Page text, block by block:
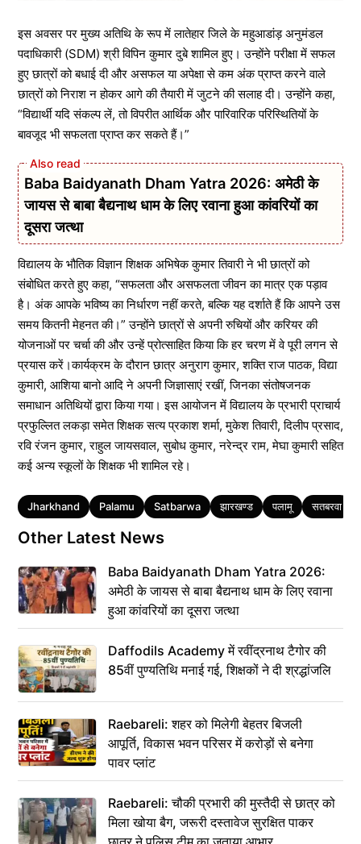
इस अवसर पर मुख्य अतिथि के रूप में लातेहार जिले के महुआडांड़ अनुमंडल
पदाधिकारी (SDM) श्री विपिन कुमार दुबे शामिल हुए। उन्होंने परीक्षा में सफल
हुए छात्रों को बधाई दी और असफल या अपेक्षा से कम अंक प्राप्त करने वाले
छात्रों को निराश न होकर आगे की तैयारी में जुटने की सलाह दी। उन्होंने कहा,
“विद्यार्थी यदि संकल्प लें, तो विपरीत आर्थिक और पारिवारिक परिस्थितियों के
बावजूद भी सफलता प्राप्त कर सकते हैं।”
Baba Baidyanath Dham Yatra 2026: अमेठी के
जायस से बाबा बैद्यनाथ धाम के लिए रवाना हुआ कांवरियों का
दूसरा जत्था
विद्यालय के भौतिक विज्ञान शिक्षक अभिषेक कुमार तिवारी ने भी छात्रों को
संबोधित करते हुए कहा, “सफलता और असफलता जीवन का मात्र एक पड़ाव
है। अंक आपके भविष्य का निर्धारण नहीं करते, बल्कि यह दर्शाते हैं कि आपने उस
समय कितनी मेहनत की।” उन्होंने छात्रों से अपनी रुचियों और करियर की
योजनाओं पर चर्चा की और उन्हें प्रोत्साहित किया कि हर चरण में वे पूरी लगन से
प्रयास करें।कार्यक्रम के दौरान छात्र अनुराग कुमार, शक्ति राज पाठक, विद्या
कुमारी, आशिया बानो आदि ने अपनी जिज्ञासाएं रखीं, जिनका संतोषजनक
समाधान अतिथियों द्वारा किया गया। इस आयोजन में विद्यालय के प्रभारी प्राचार्य
प्रफुल्लित लकड़ा समेत शिक्षक सत्य प्रकाश शर्मा, मुकेश तिवारी, दिलीप प्रसाद,
रवि रंजन कुमार, राहुल जायसवाल, सुबोध कुमार, नरेन्द्र राम, मेघा कुमारी सहित
कई अन्य स्कूलों के शिक्षक भी शामिल रहे।
Tags
Jharkhand Palamu Satbarwa झारखण्ड पलामू सतबरवा
Other Latest News
Baba Baidyanath Dham Yatra 2026:
अमेठी के जायस से बाबा बैद्यनाथ धाम के लिए रवाना
हुआ कांवरियों का दूसरा जत्था
Daffodils Academy में रवींद्रनाथ टैगोर की
85वीं पुण्यतिथि मनाई गई, शिक्षकों ने दी श्रद्धांजलि
Raebareli: शहर को मिलेगी बेहतर बिजली
आपूर्ति, विकास भवन परिसर में करोड़ों से बनेगा
पावर प्लांट
Raebareli: चौकी प्रभारी की मुस्तैदी से छात्र को
मिला खोया बैग, जरूरी दस्तावेज सुरक्षित पाकर